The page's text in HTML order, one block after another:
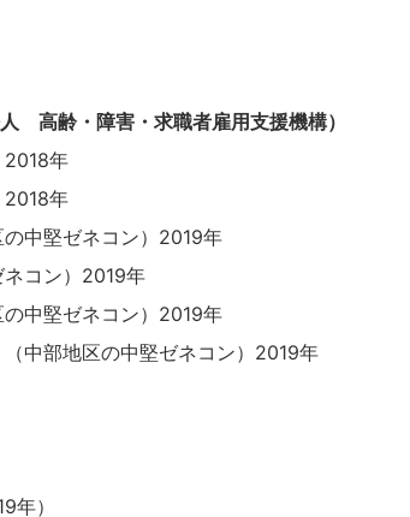
高齢・障害・求職者雇用支援機構）
2018年
2018年
中堅ゼネコン）2019年
コン）2019年
中堅ゼネコン）2019年
中部地区の中堅ゼネコン）2019年
年）